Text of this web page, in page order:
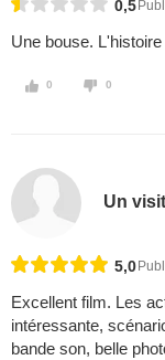
0,5
Une bouse.
0 0
Un
5,0
Excellent film. Les
intéressante,
bande son, belle